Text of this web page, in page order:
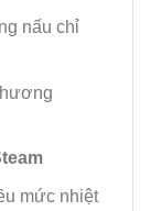
nấu chỉ
mức nhiệt